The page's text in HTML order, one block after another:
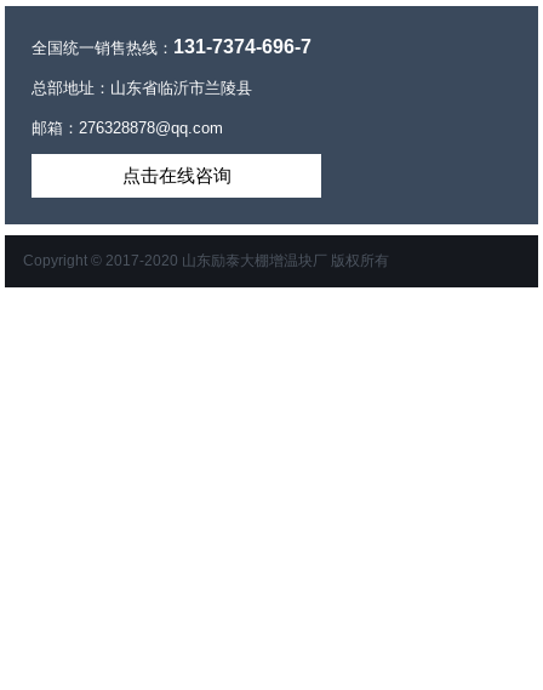
全国统一销售热线： 131-7374-696-7
总部地址：山东省临沂市兰陵县
邮箱：276328878@qq.com
点击在线咨询
Copyright © 2017-2020 山东励泰大棚增温块厂 版权所有